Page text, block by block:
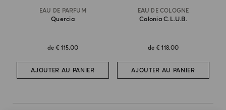
EAU DE PARFUM
Quercia
de€ 115.00
AJOUTER AU PANIER
EAU DE COLOGNE
Colonia C.l.u.b.
de€ 118.00
AJOUTER AU PANIER